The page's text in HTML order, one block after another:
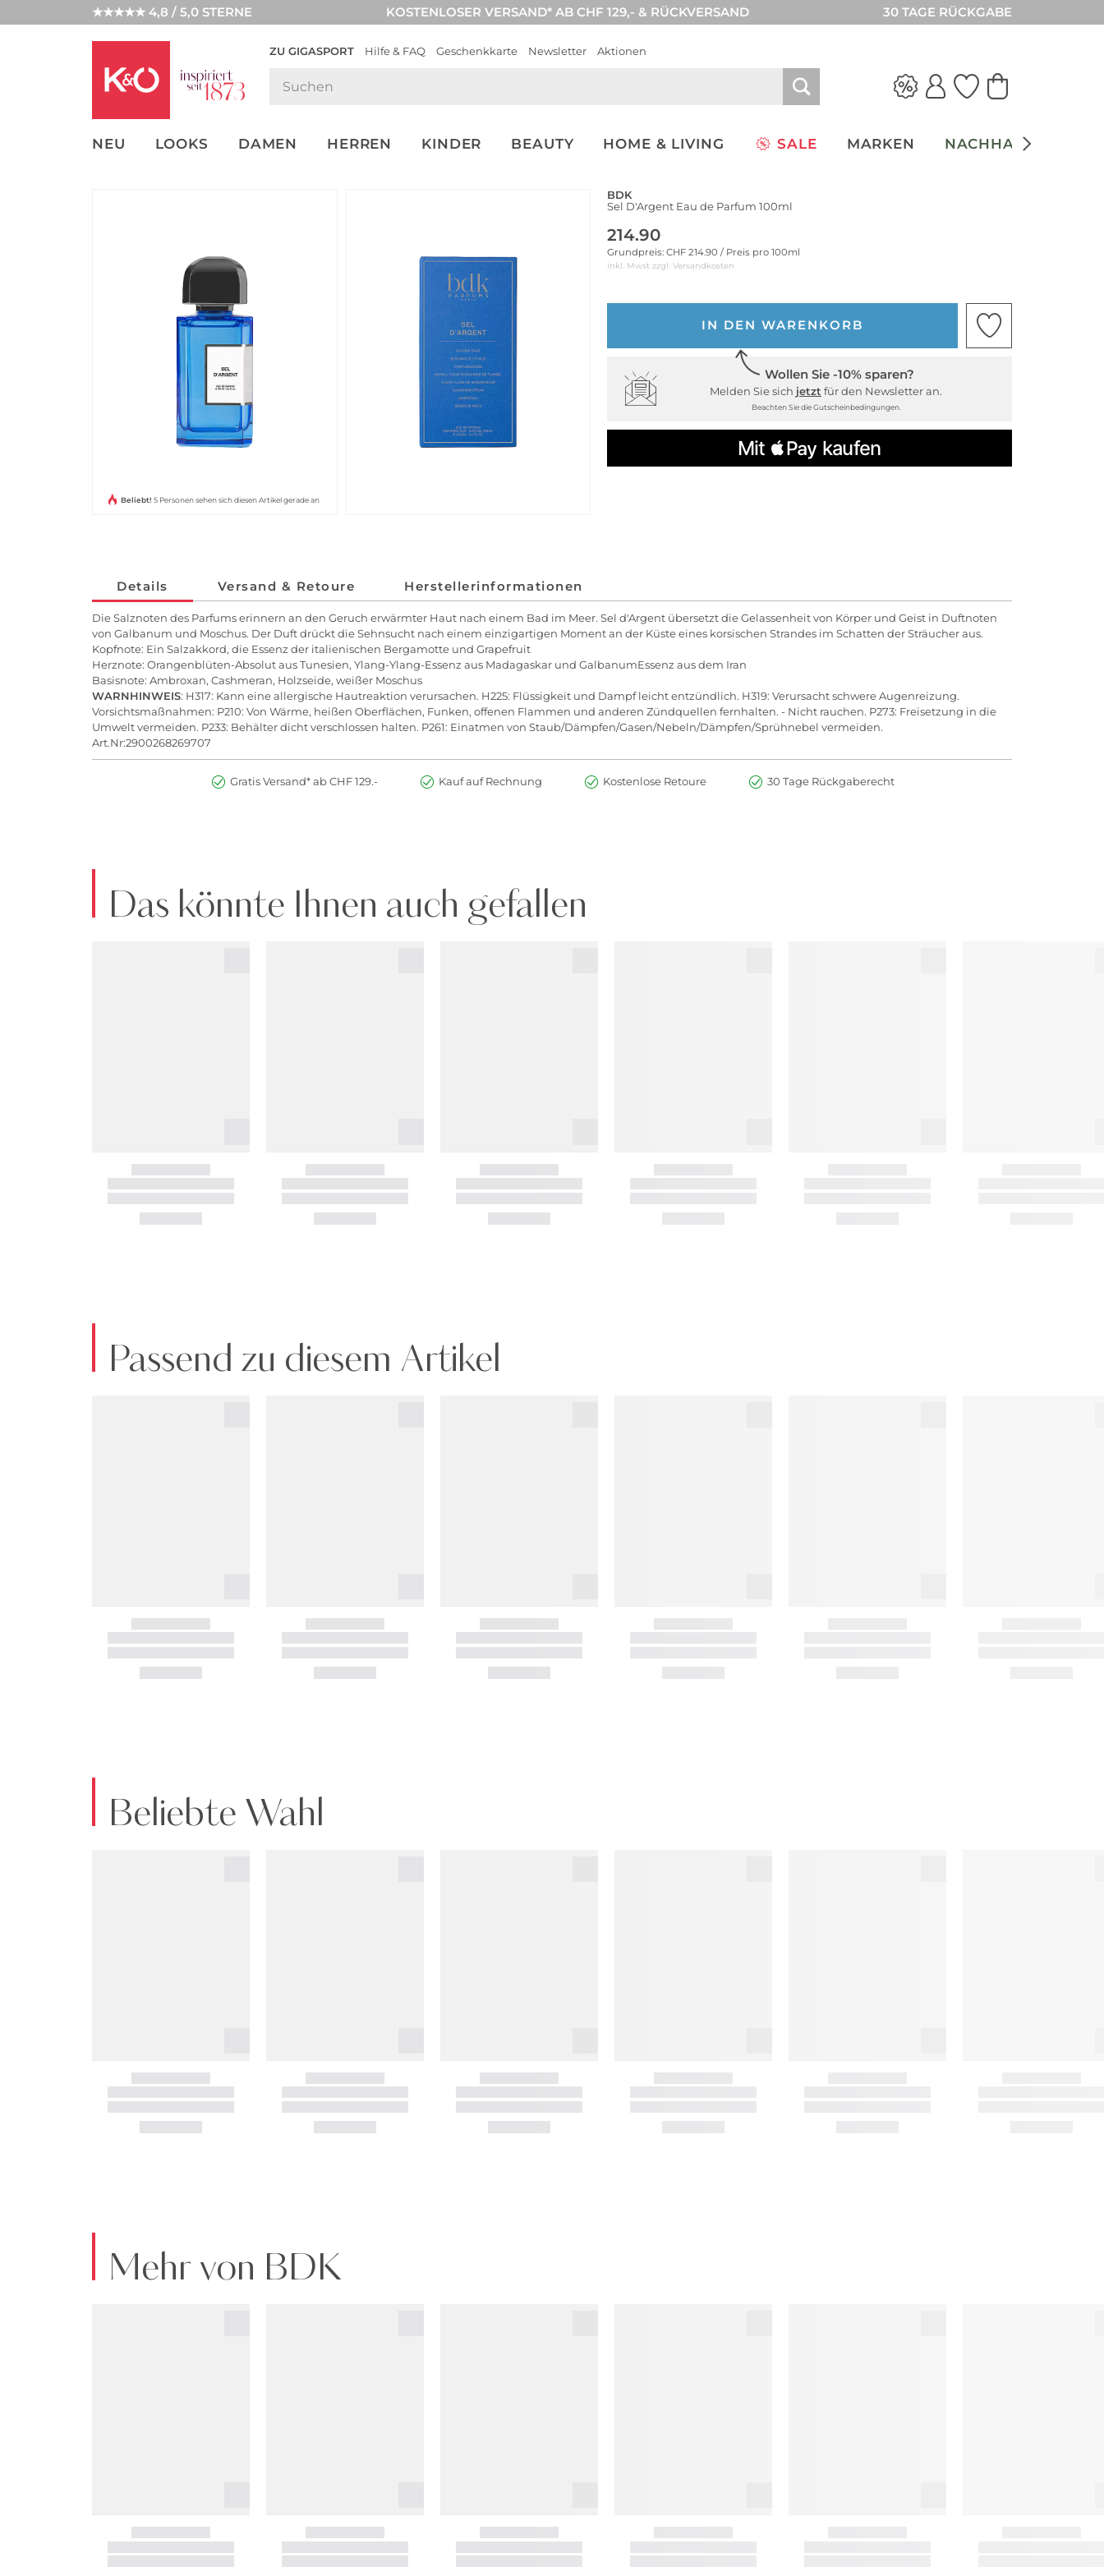
★★★★★ 4,8 / 5,0 STERNE KOSTENLOSER VERSAND* AB CHF 129,- & RÜCKVERSAND 30 TAGE RÜCKGABE
ZU GIGASPORT Hilfe & FAQ Geschenkkarte Newsletter Aktionen
NEU LOOKS DAMEN HERREN KINDER BEAUTY HOME & LIVING SALE MARKEN NACHHALTIGKEIT
NEW IN
WEDDING
Beliebt! 5 Personen sehen sich diesen Artikel gerade an
BDK
Sel D'Argent Eau de Parfum 100ml
214.90
Grundpreis: CHF 214.90 / Preis pro 100ml
inkl. Mwst zzgl. Versandkosten
IN DEN WARENKORB
Wollen Sie -10% sparen?
Melden Sie sich jetzt für den Newsletter an.
Beachten Sie die Gutscheinbedingungen.
Details Versand & Retoure Herstellerinformationen
Die Salznoten des Parfums erinnern an den Geruch erwärmter Haut nach einem Bad im Meer. Sel d'Argent übersetzt die Gelassenheit von Körper und Geist in Duftnoten
von Galbanum und Moschus. Der Duft drückt die Sehnsucht nach einem einzigartigen Moment an der Küste eines korsischen Strandes im Schatten der Sträucher aus.
Kopfnote: Ein Salzakkord, die Essenz der italienischen Bergamotte und Grapefruit
Herznote: Orangenblüten-Absolut aus Tunesien, Ylang-Ylang-Essenz aus Madagaskar und GalbanumEssenz aus dem Iran
Basisnote: Ambroxan, Cashmeran, Holzseide, weißer Moschus
WARNHINWEIS: H317: Kann eine allergische Hautreaktion verursachen. H225: Flüssigkeit und Dampf leicht entzündlich. H319: Verursacht schwere Augenreizung.
Vorsichtsmaßnahmen: P210: Von Wärme, heißen Oberflächen, Funken, offenen Flammen und anderen Zündquellen fernhalten. - Nicht rauchen. P273: Freisetzung in die
Umwelt vermeiden. P233: Behälter dicht verschlossen halten. P261: Einatmen von Staub/Dämpfen/Gasen/Nebeln/Dämpfen/Sprühnebel vermeiden.
Art.Nr:2900268269707
Gratis Versand* ab CHF 129.- Kauf auf Rechnung Kostenlose Retoure 30 Tage Rückgaberecht
Das könnte Ihnen auch gefallen
Passend zu diesem Artikel
Beliebte Wahl
Mehr von BDK